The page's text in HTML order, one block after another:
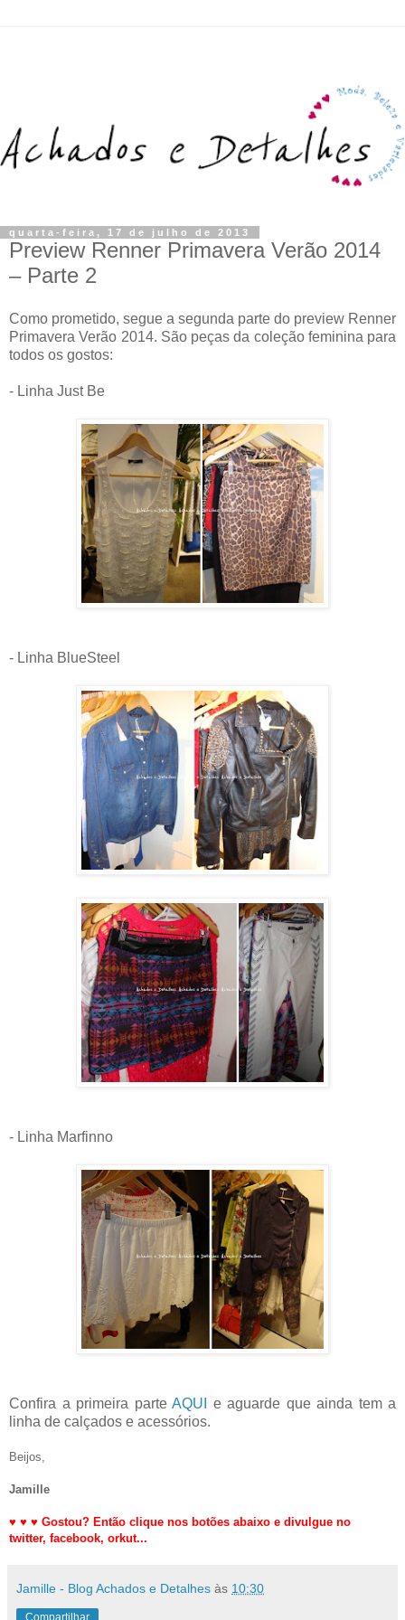
quarta-feira, 17 de julho de 2013
Preview Renner Primavera Verão 2014
– Parte 2
Como prometido, segue a segunda parte do preview Renner
Primavera Verão 2014. São peças da coleção feminina para
todos os gostos:
- Linha Just Be
- Linha BlueSteel
- Linha Marfinno
Confira a primeira parte AQUI
e aguarde que ainda tem a
linha de calçados e acessórios.
Beijos,
Jamille
♥ ♥ ♥ Gostou? Então clique nos botões abaixo e divulgue no
twitter, facebook, orkut...
Jamille - Blog Achados e Detalhes às 10:30
Compartilhar